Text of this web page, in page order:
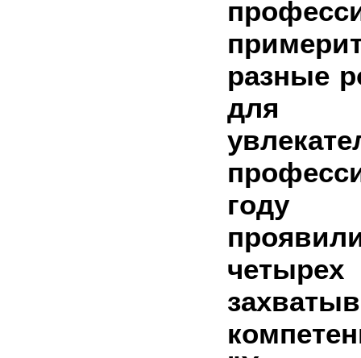
разные
для
году
четырех